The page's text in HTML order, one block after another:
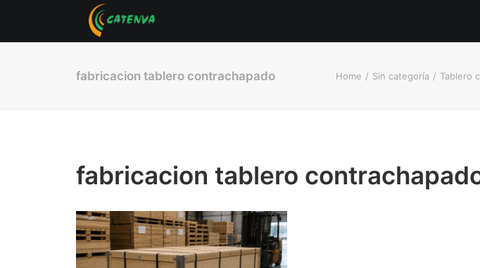
fabricacion tablero contrachapado Home Sin categoría Tablero
fabricacion tablero